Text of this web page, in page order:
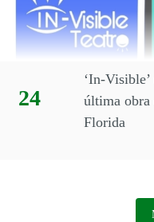
Día:
24
‘In-Visible’
última obra
Florida